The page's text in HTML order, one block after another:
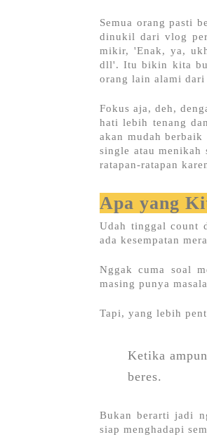
Semua orang pasti
dinukil dari vlog
mikir, 'Enak, ya,
dll'. Itu bikin kita
orang lain alami
Fokus aja, deh,
hati lebih tenang
akan mudah
single atau menikah
ratapan-ratapan
Apa yang
Udah tinggal count
ada kesempatan
Nggak cuma soal
masing punya
Tapi, yang lebih
Ketika
beres.
Bukan berarti jadi
siap menghadapi